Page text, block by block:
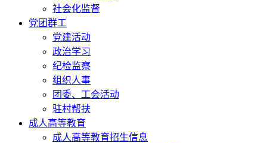
社会化监督
党团群工
党建活动
政治学习
纪检监察
组织人事
团委、工会活动
驻村帮扶
成人高等教育
成人高等教育招生信息